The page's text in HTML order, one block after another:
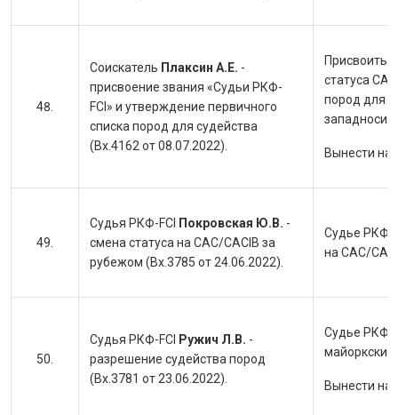
Соискатель Плаксин А.Е. -
присвоение звания «Судьи РКФ-
FCI» и утверждение первичного
списка пород для судейства
(Вх.4162 от 08.07.2022).
Присвоить
статуса
пород для
Вынести на
Судья РКФ-FCI Покровская Ю.В. -
смена статуса на CAC/CACIB за
рубежом (Вх.3785 от 24.06.2022).
Судье РКФ-
на CAC/
Судья РКФ-FCI Ружич Л.В. -
разрешение судейства пород
(Вх.3781 от 23.06.2022).
Судье РКФ-
Вынести на